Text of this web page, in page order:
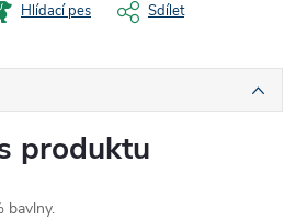
Hlídací pes Sdílet
produktu
bavlny.